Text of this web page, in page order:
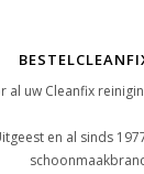
al uw Cleanfix
en al sinds